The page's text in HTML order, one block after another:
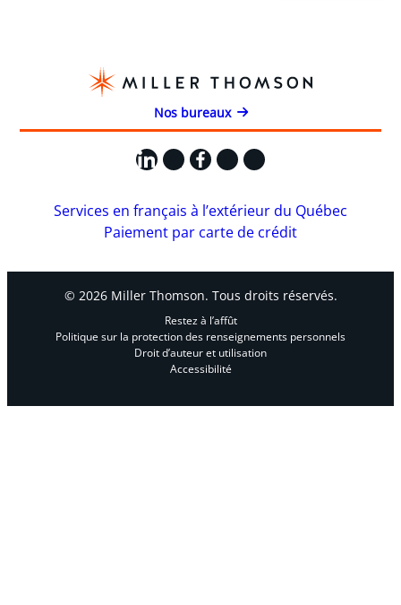
Nos bureaux
LinkedIn
X Facebook
Instagram
YouTube
Services en français à l’extérieur du Québec
Paiement par carte de crédit
© 2026 Miller Thomson. Tous droits réservés.
Restez à l’affût
Politique sur la protection des renseignements personnels
Droit d’auteur et utilisation
Accessibilité